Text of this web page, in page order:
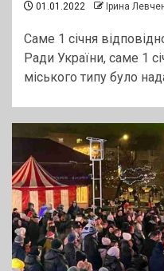
01.01.2022 Ірина
Саме 1 січня
Ради України, саме 1
міського типу було